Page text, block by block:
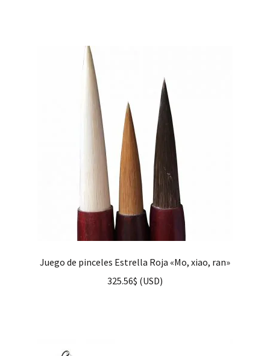
Juego de pinceles Estrella Roja «Mo, xiao, ran»
325.56$ (USD)